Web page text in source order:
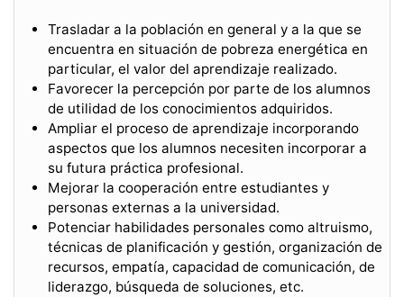
Trasladar a la población en general y a la que se
encuentra en situación de pobreza energética en
particular, el valor del aprendizaje realizado.
Favorecer la percepción por parte de los alumnos
de utilidad de los conocimientos adquiridos.
Ampliar el proceso de aprendizaje incorporando
aspectos que los alumnos necesiten incorporar a
su futura práctica profesional.
Mejorar la cooperación entre estudiantes y
personas externas a la universidad.
Potenciar habilidades personales como altruismo,
técnicas de planificación y gestión, organización de
recursos, empatía, capacidad de comunicación, de
liderazgo, búsqueda de soluciones, etc.